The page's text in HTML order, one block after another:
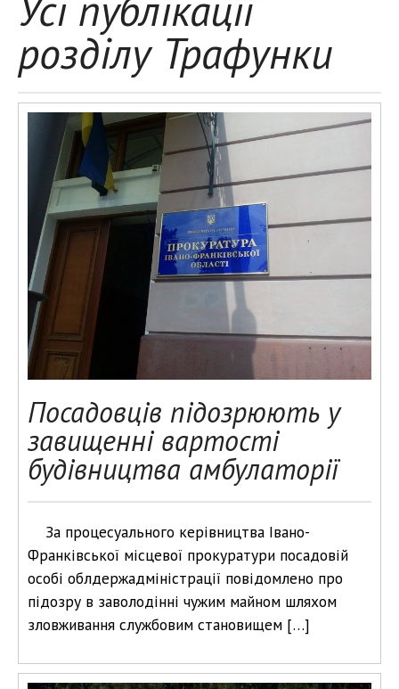
розділу Трафунки
Посадовців підозрюють у
завищенні вартості
будівництва амбулаторії
За процесуального керівництва Івано-
Франківської місцевої прокуратури посадовій
особі облдержадміністрації повідомлено про
підозру в заволодінні чужим майном шляхом
зловживання службовим становищем […]